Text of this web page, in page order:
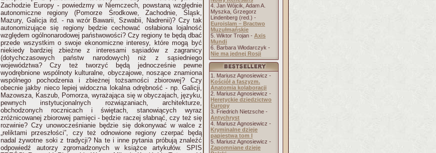
Zachodzie Europy - powiedzmy w Niemczech, powstaną względnie
autonomiczne regiony (Pomorze Środkowe, Zachodnie, Śląsk,
Mazury, Galicja itd. - na wzór Bawarii, Szwabii, Nadrenii)? Czy tak
autonomizujące się regiony będzie cechować osłabiona lojalność
względem ogólnonarodowej państwowości? Czy regiony te będą dbać
przede wszystkim o swoje ekonomiczne interesy, które mogą być
niekiedy bardziej zbieżne z interesami sąsiadów z zagranicy
(dotychczasowych państw narodowych) niż z sąsiedniego
województwa? Czy też tworzyć będą jednocześnie pewne
wyodrębnione wspólnoty kulturalne, obyczajowe, noszące znamiona
wspólnego pochodzenia i zbieżnej tożsamości zbiorowej? Czy
obecnie jakby nieco lepiej widoczna lokalna odrębność - np. Galicji,
Mazowsza, Kaszub, Pomorza, wyrażająca się w obyczajach, języku,
pewnych instytucjonalnych rozwiązaniach, architekturze,
obchodzonych rocznicach i świętach, stanowiących wyraz
zróżnicowanej zbiorowej pamięci - będzie raczej słabnąć, czy też się
rozwinie? Czy unowocześnianie będzie się dokonywać w walce z
„reliktami przeszłości”, czy też odnowione regiony czerpać będą
nadal żywotne soki z tradycji? Na te i inne pytania próbują znaleźć
odpowiedź autorzy zgromadzonych w książce artykułów. SPIS
4. Jan Wójcik, Adam A.
Myszka, Grzegorz
Lindenberg (red.) -
Euroislam – Bractwo
Muzułmańskie
5. Wiktor Trojan - Axis
Mundi
6. Barbara Włodarczyk -
Nie ma jednej Rosji
1. Mariusz Agnosiewicz -
Kościół a faszyzm.
Anatomia kolaboracji
2. Mariusz Agnosiewicz -
Heretyckie dziedzictwo
Europy
3. Friedrich Nietzsche -
Antychryst
4. Mariusz Agnosiewicz -
Kryminalne dzieje
papiestwa tom I
5. Mariusz Agnosiewicz -
Zapomniane dzieje